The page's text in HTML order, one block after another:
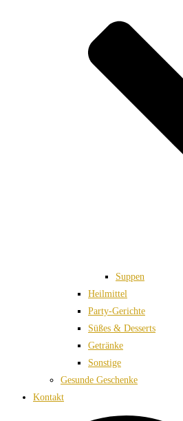
Suppen
Heilmittel
Party-Gerichte
Süßes & Desserts
Getränke
Sonstige
Gesunde Geschenke
Kontakt